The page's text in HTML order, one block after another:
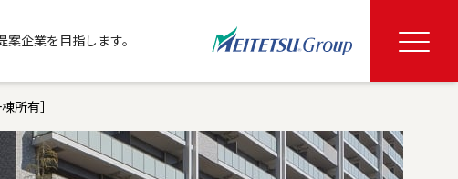
企業を目指します。
所有］